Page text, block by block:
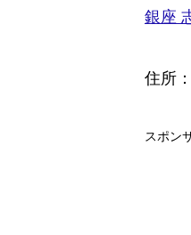
銀座
住所
スポン